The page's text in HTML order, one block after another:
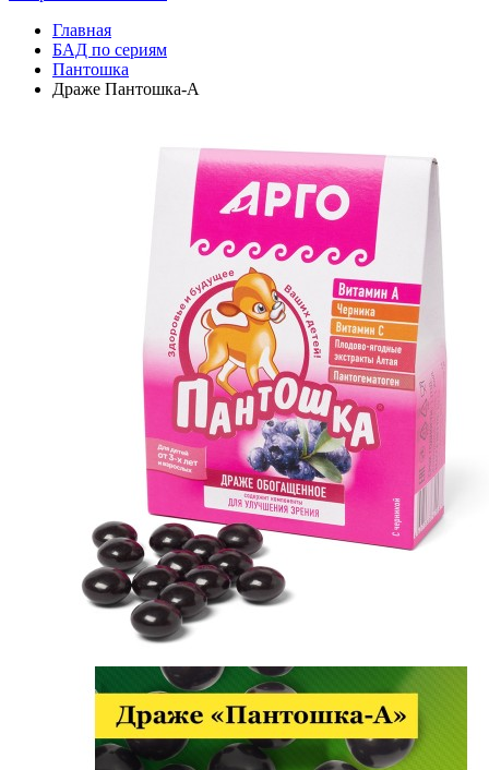
Главная
БАД по сериям
Пантошка
Драже Пантошка-A